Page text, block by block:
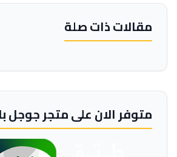
مقالات ذات صلة
متوفر الان على متجر جوجل